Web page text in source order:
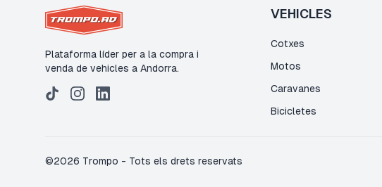
Plataforma líder per a la compra i
venda de vehicles a Andorra.
VEHICLES
Cotxes
Motos
Caravanes
Bicicletes
©2026 Trompo - Tots els drets reservats